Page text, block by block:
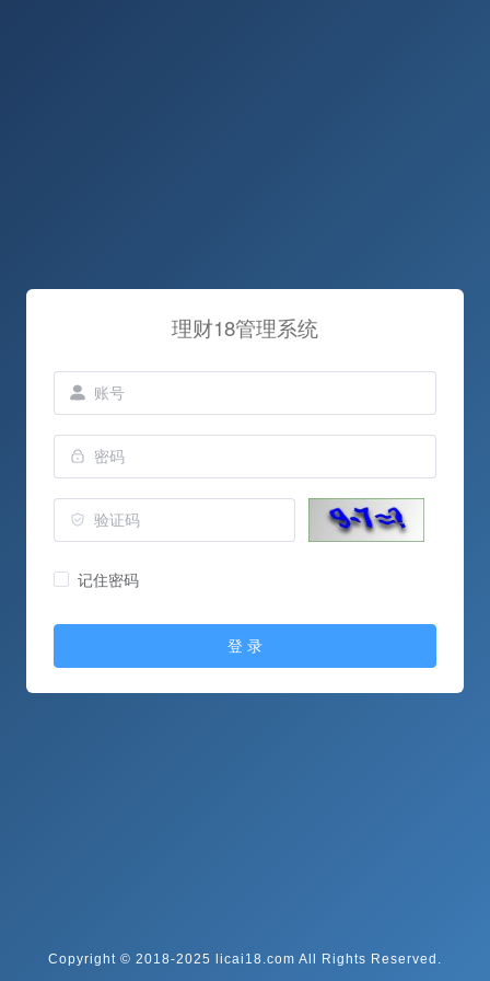
理财18管理系统
记住密码
登 录
Copyright © 2018-2025 licai18.com All Rights Reserved.